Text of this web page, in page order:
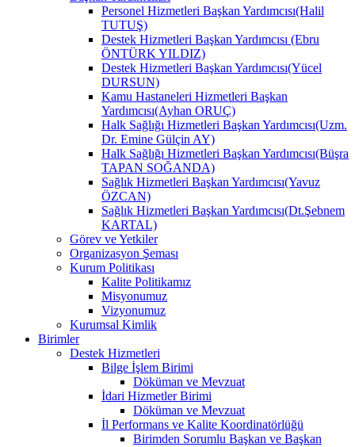
Personel Hizmetleri Başkan Yardımcısı(Halil
TUTUŞ)
Destek Hizmetleri Başkan Yardımcısı (Ebru
ÖNTÜRK YILDIZ)
Destek Hizmetleri Başkan Yardımcısı(Yücel
DURSUN)
Kamu Hastaneleri Hizmetleri Başkan
Yardımcısı(Ayhan ORUÇ)
Halk Sağlığı Hizmetleri Başkan Yardımcısı(Uzm.
Dr. Emine Gülçin AY)
Halk Sağlığı Hizmetleri Başkan Yardımcısı(Büşra
TAPAN SOĞANDA)
Sağlık Hizmetleri Başkan Yardımcısı(Yavuz
ÖZCAN)
Sağlık Hizmetleri Başkan Yardımcısı(Dt.Şebnem
KARTAL)
Görev ve Yetkiler
Organizasyon Şeması
Kurum Politikası
Kalite Politikamız
Misyonumuz
Vizyonumuz
Kurumsal Kimlik
Birimler
Destek Hizmetleri
Bilge İşlem Birimi
Döküman ve Mevzuat
İdari Hizmetler Birimi
Döküman ve Mevzuat
İl Performans ve Kalite Koordinatörlüğü
Birimden Sorumlu Başkan ve Başkan